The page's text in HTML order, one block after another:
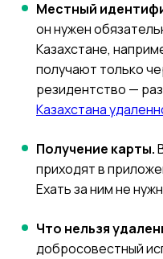
Местный
он нужен
Казахстане,
получают только
резидентство —
Казахстана
Получение карты.
приходят в
Ехать за ним не
Что нельзя
добросовестный